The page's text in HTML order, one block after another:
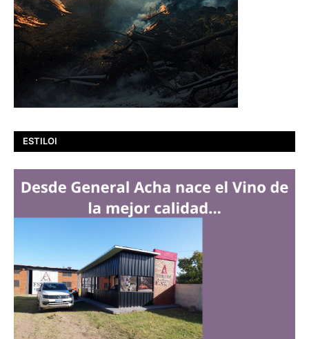
ESTILOI